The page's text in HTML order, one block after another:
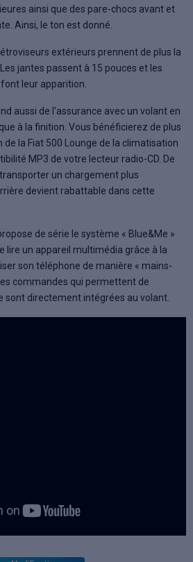
ainsi que des pare-chocs avant et
Ainsi, le ton est donné.
extérieurs prennent de plus la
jantes passent à 15 pouces et les
leur apparition.
aussi de l'assurance avec un volant en
à la finition. Vous bénéficierez de plus
de la Fiat 500 Lounge de la climatisation
MP3 de votre lecteur radio-CD. De
un chargement plus
devient rabattable dans cette
de série le système « Blue&Me »
lire un appareil multimédia grâce à la
son téléphone de manière « mains-
commandes qui permettent de
sont directement intégrées au volant.